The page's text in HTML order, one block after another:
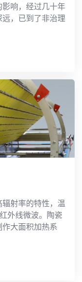
影响，经过几十年
，已到了非治理
射率的特性，温
外线微波。陶瓷
大面积加热系